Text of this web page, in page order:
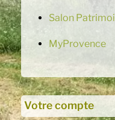
Salon
MyProvence
Votre compte